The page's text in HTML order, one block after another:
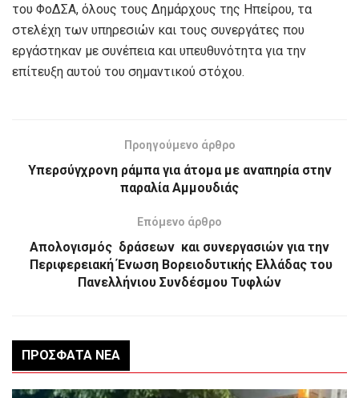
του ΦοΔΣΑ, όλους τους Δημάρχους της Ηπείρου, τα
στελέχη των υπηρεσιών και τους συνεργάτες που
εργάστηκαν με συνέπεια και υπευθυνότητα για την
επίτευξη αυτού του σημαντικού στόχου.
Προηγούμενο άρθρο
Υπερσύγχρονη ράμπα για άτομα με αναπηρία στην
παραλία Αμμουδιάς
Επόμενο άρθρο
Απολογισμός δράσεων και συνεργασιών για την
Περιφερειακή Ένωση Βορειοδυτικής Ελλάδας του
Πανελλήνιου Συνδέσμου Τυφλών
ΠΡΌΣΦΑΤΑ ΝΈΑ